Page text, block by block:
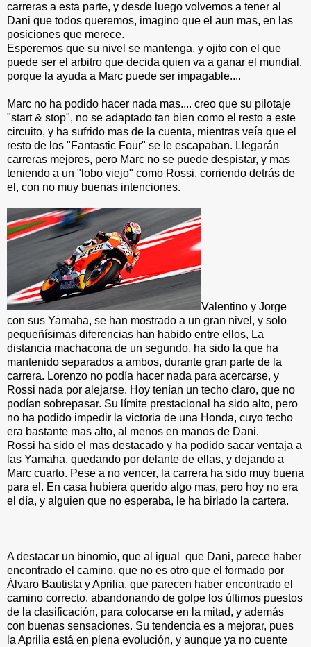
carreras a esta parte, y desde luego volvemos a tener al
Dani que todos queremos, imagino que el aun mas, en las
posiciones que merece.
Esperemos que su nivel se mantenga, y ojito con el que
puede ser el arbitro que decida quien va a ganar el mundial,
porque la ayuda a Marc puede ser impagable....
Marc no ha podido hacer nada mas.... creo que su pilotaje
"start & stop", no se adaptado tan bien como el resto a este
circuito, y ha sufrido mas de la cuenta, mientras veía que el
resto de los "Fantastic Four" se le escapaban. Llegarán
carreras mejores, pero Marc no se puede despistar, y mas
teniendo a un "lobo viejo" como Rossi, corriendo detrás de
el, con no muy buenas intenciones.
Valentino y Jorge
con sus Yamaha, se han mostrado a un gran nivel, y solo
pequeñísimas diferencias han habido entre ellos, La
distancia machacona de un segundo, ha sido la que ha
mantenido separados a ambos, durante gran parte de la
carrera. Lorenzo no podía hacer nada para acercarse, y
Rossi nada por alejarse. Hoy tenían un techo claro, que no
podían sobrepasar. Su límite prestacional ha sido alto, pero
no ha podido impedir la victoria de una Honda, cuyo techo
era bastante mas alto, al menos en manos de Dani.
Rossi ha sido el mas destacado y ha podido sacar ventaja a
las Yamaha, quedando por delante de ellas, y dejando a
Marc cuarto. Pese a no vencer, la carrera ha sido muy buena
para el. En casa hubiera querido algo mas, pero hoy no era
el día, y alguien que no esperaba, le ha birlado la cartera.
A destacar un binomio, que al igual que Dani, parece haber
encontrado el camino, que no es otro que el formado por
Álvaro Bautista y Aprilia, que parecen haber encontrado el
camino correcto, abandonando de golpe los últimos puestos
de la clasificación, para colocarse en la mitad, y además
con buenas sensaciones. Su tendencia es a mejorar, pues
la Aprilia está en plena evolución, y aunque ya no cuente